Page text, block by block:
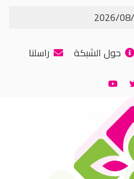
حول الشبكة راسلنا